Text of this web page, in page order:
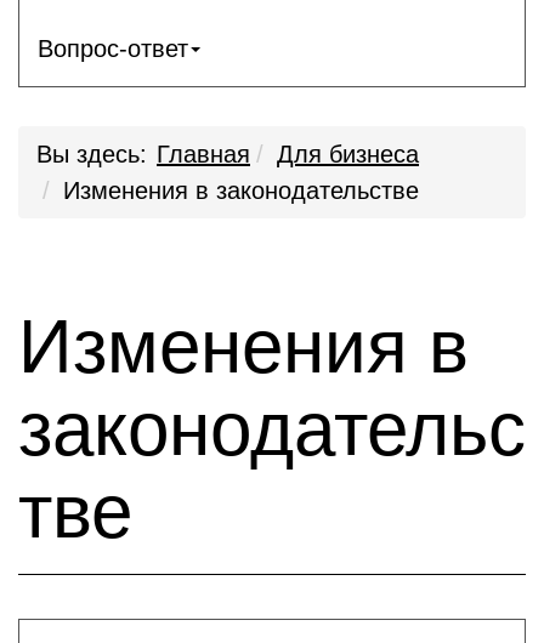
Вопрос-ответ
Вы здесь: Главная
Для бизнеса
Изменения в законодательстве
Изменения в
законодательс
тве